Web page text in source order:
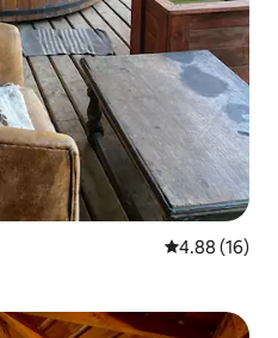
Calificación
4.88 (16)